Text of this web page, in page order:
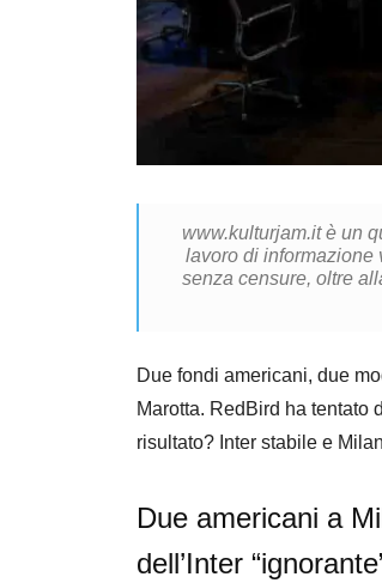
www.kulturjam.it è un
lavoro di informazione
senza censure, oltre
Due fondi americani, due
Marotta. RedBird ha tentato
risultato? Inter stabile e
Due americani a
dell’Inter